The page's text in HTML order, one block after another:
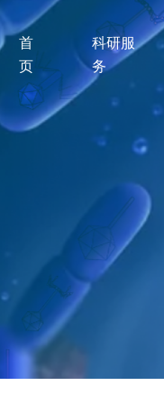
首
页
科研服
务